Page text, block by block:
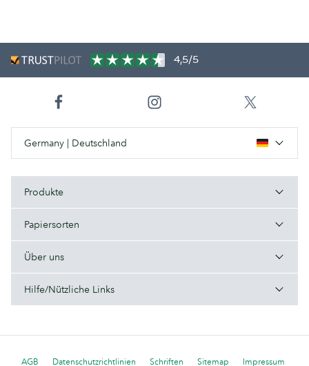
4,5/5
Germany | Deutschland
Produkte
Papiersorten
Über uns
Hilfe/Nützliche Links
AGB Datenschutzrichtlinien Schriften Sitemap Impressum